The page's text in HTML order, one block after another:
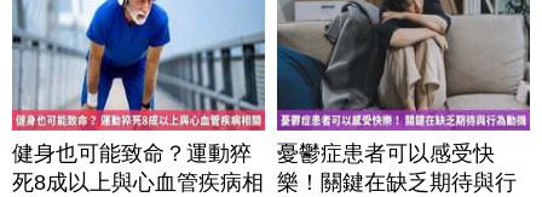
健身也可能致命？運動猝
死8成以上與心血管疾病相
憂鬱症患者可以感受快
樂！關鍵在缺乏期待與行